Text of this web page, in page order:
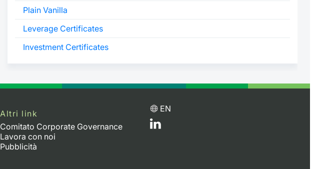
Plain Vanilla
Leverage Certificates
Investment Certificates
Altri link
Comitato Corporate Governance
Lavora con noi
Pubblicità
EN